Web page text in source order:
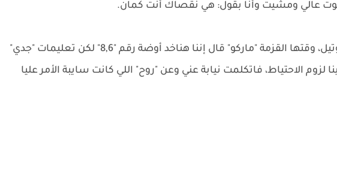
عالي ومشيت وأنا بقول: هي نقصاك أنت كمان.
ركبنا العربية سوا وروحنا على الاوتيل، وقتها القزمة "ماركو" قال إننا هناخد أوضة رقم "8,6" لكن تعليمات "جدي"
لزوم الاحتياط، فاتكلمت نيابة عني وعن "روح" اللي كانت سايبة الأمر عليا